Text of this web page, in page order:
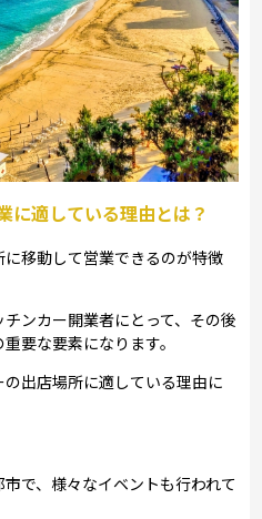
に適している理由とは？
移動して営業できるのが特徴
ンカー開業者にとって、その後
要な要素になります。
出店場所に適している理由に
で、様々なイベントも行われて